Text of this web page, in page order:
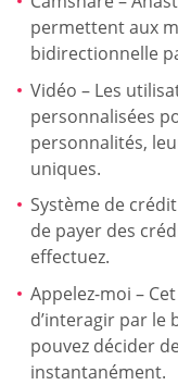
permettent aux
bidirectionnelle
Vidéo – Les
personnalisées
personnalités,
uniques.
Système de
de payer des
effectuez.
Appelez-moi –
d’interagir par le
pouvez décider
instantanément.